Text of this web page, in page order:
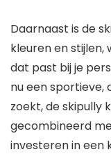
Daarnaast is de
kleuren en stijlen,
dat past bij je
nu een sportieve,
zoekt, de skipully
gecombineerd
investeren in een